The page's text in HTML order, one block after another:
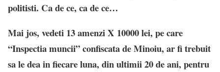
politisti. Ca de ce, ca de ce…
Mai jos, vedeti 13 amenzi X 10000 lei, pe care
“Inspectia muncii” confiscata de Minoiu, ar fi trebuit
sa le dea in fiecare luna, din ultimii 20 de ani, pentru